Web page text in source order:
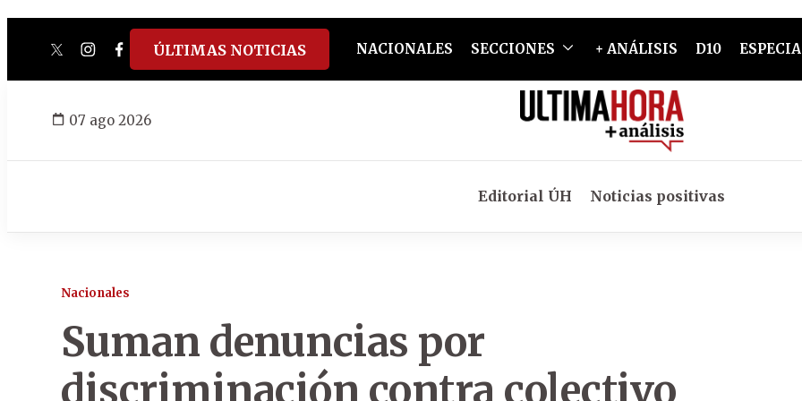
twitterinstagram
facebook
tiktokyoutube
spotify
ÚLTIMAS NOTICIAS NACIONALES SECCIONES + ANÁLISIS D10
07 ago 2026
Editorial ÚH Noticias positivas
Nacionales
Suman denuncias por
discriminación contra colectivo